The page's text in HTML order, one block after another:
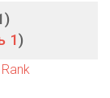
1)